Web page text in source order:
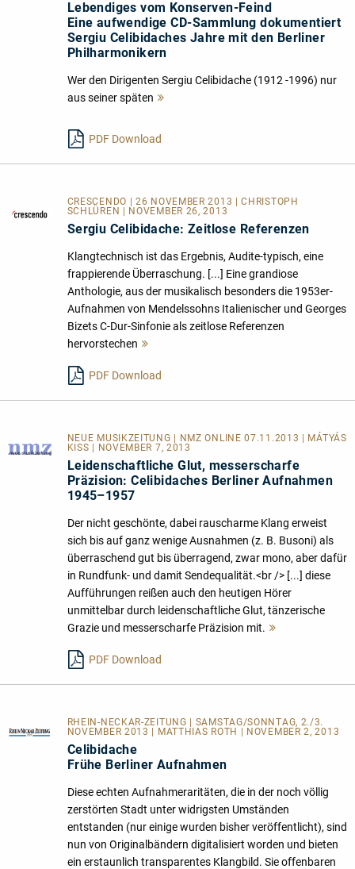
Lebendiges vom Konserven-Feind
Eine aufwendige CD-Sammlung dokumentiert
Sergiu Celibidaches Jahre mit den Berliner
Philharmonikern
Wer den Dirigenten Sergiu Celibidache (1912 -1996) nur
aus seiner späten
PDF Download
CRESCENDO | 26 NOVEMBER 2013 | CHRISTOPH
SCHLÜREN | NOVEMBER 26, 2013
Sergiu Celibidache: Zeitlose Referenzen
Klangtechnisch ist das Ergebnis, Audite-typisch, eine
frappierende Überraschung. [...] Eine grandiose
Anthologie, aus der musikalisch besonders die 1953er-
Aufnahmen von Mendelssohns Italienischer und Georges
Bizets C-Dur-Sinfonie als zeitlose Referenzen
hervorstechen
PDF Download
NEUE MUSIKZEITUNG | NMZ ONLINE 07.11.2013 | MÁTYÁS
KISS | NOVEMBER 7, 2013
Leidenschaftliche Glut, messerscharfe
Präzision: Celibidaches Berliner Aufnahmen
1945–1957
Der nicht geschönte, dabei rauscharme Klang erweist
sich bis auf ganz wenige Ausnahmen (z. B. Busoni) als
überraschend gut bis überragend, zwar mono, aber dafür
in Rundfunk- und damit Sendequalität.<br /> [...] diese
Aufführungen reißen auch den heutigen Hörer
unmittelbar durch leidenschaftliche Glut, tänzerische
Grazie und messerscharfe Präzision mit.
PDF Download
RHEIN-NECKAR-ZEITUNG | SAMSTAG/SONNTAG, 2./3.
NOVEMBER 2013 | MATTHIAS ROTH | NOVEMBER 2, 2013
Celibidache
Frühe Berliner Aufnahmen
Diese echten Aufnahmeraritäten, die in der noch völlig
zerstörten Stadt unter widrigsten Umständen
entstanden (nur einige wurden bisher veröffentlicht), sind
nun von Originalbändern digitalisiert worden und bieten
ein erstaunlich transparentes Klangbild. Sie offenbaren